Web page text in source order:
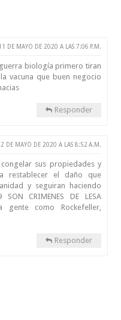
DE MAYO DE 2020 A LAS 7:06 P.M.
biología primero tiran
vacuna que buen negocio
Responder
DE MAYO DE 2020 A LAS 8:52 A.M.
sus propiedades y
restablecer el daño que
y seguiran haciendo
CRIMENES DE LESA
gente como Rockefeller,
Responder